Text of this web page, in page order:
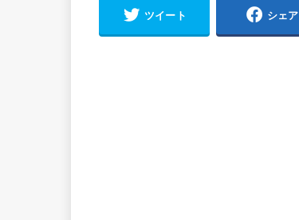
ツイート シェア